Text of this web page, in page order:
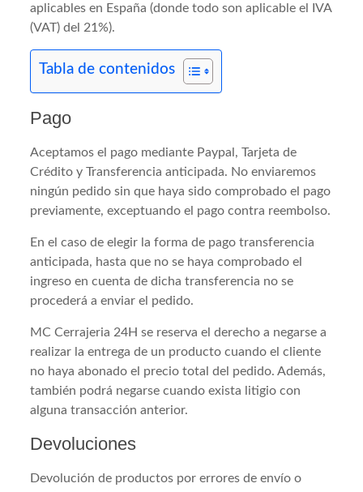
aplicables en España (donde todo son aplicable el IVA
(VAT) del 21%).
Tabla de contenidos
Pago
Aceptamos el pago mediante Paypal, Tarjeta de
Crédito y Transferencia anticipada. No enviaremos
ningún pedido sin que haya sido comprobado el pago
previamente, exceptuando el pago contra reembolso.
En el caso de elegir la forma de pago transferencia
anticipada, hasta que no se haya comprobado el
ingreso en cuenta de dicha transferencia no se
procederá a enviar el pedido.
MC Cerrajeria 24H se reserva el derecho a negarse a
realizar la entrega de un producto cuando el cliente
no haya abonado el precio total del pedido. Además,
también podrá negarse cuando exista litigio con
alguna transacción anterior.
Devoluciones
Devolución de productos por errores de envío o